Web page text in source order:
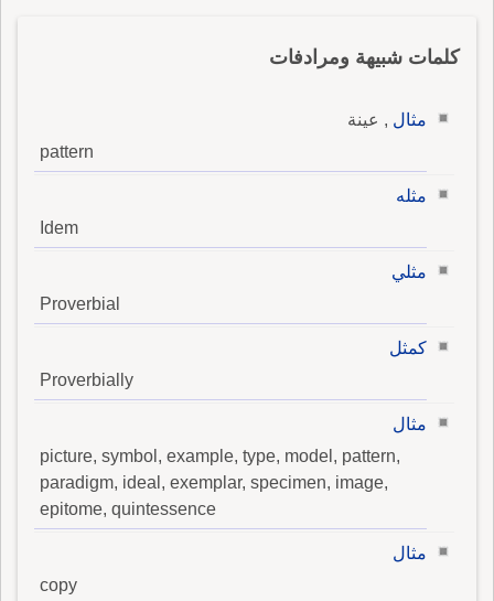
كلمات شبيهة ومرادفات
مثال , عينة
pattern
مثله
Idem
مثلي
Proverbial
كمثل
Proverbially
مثال
picture, symbol, example, type, model, pattern,
paradigm, ideal, exemplar, specimen, image,
epitome, quintessence
مثال
copy